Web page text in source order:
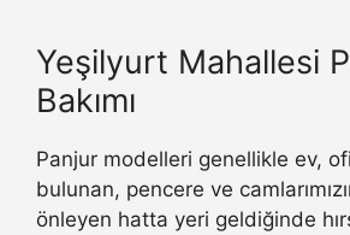
Yeşilyurt Mahallesi
Bakımı
Panjur modelleri genellikle ev,
bulunan, pencere ve
önleyen hatta yeri geldiğinde